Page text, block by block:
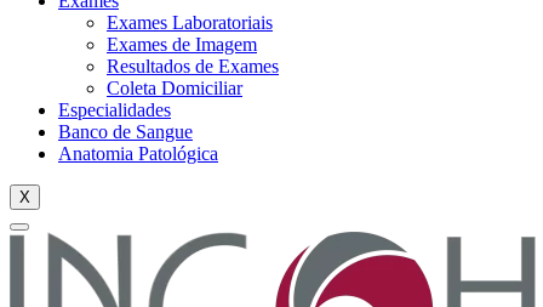
Exames Laboratoriais
Exames de Imagem
Resultados de Exames
Coleta Domiciliar
Especialidades
Banco de Sangue
Anatomia Patológica
X